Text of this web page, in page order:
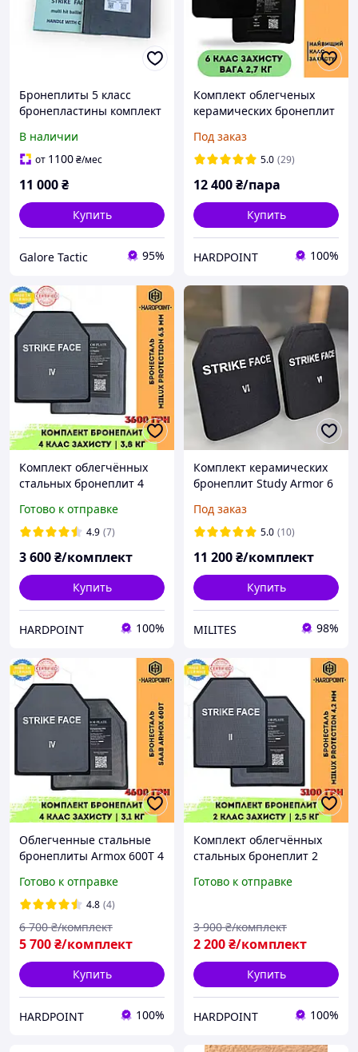
Бронеплиты 5 класс
бронепластины комплект
титано-керамические
бронепластины комплект
В наличии
от 1100₴/мес
11 000₴
Купить
Galore Tactic 95%
Комплект облегченых
керамических бронеплит
Легкие бронепластины
Study Armor 6 класс ДСТУ
Под заказ
5.0 (29)
12 400₴/пара
Купить
HARDPOINT 100%
Комплект облегчённых
стальных бронеплит 4
500. Легкие
металлические
бронежилет
Готово к отправке
4.9 (7)
3 600₴/комплект
Купить
HARDPOINT 100%
Комплект керамических
бронеплит Study Armor 6
бронепластины 6 класс
Под заказ
5.0 (10)
11 200₴/комплект
Купить
MILITES 98%
Облегченные стальные
бронеплиты Armox 600T 4
металлические
бронепластины в
бронежилет
Готово к отправке
4.8 (4)
5 700₴/комплект
6 700 ₴/комплект
Купить
HARDPOINT 100%
Комплект облегчённых
стальных бронеплит 2
500. Легкие
бронепластины в
бронежилет
Готово к отправке
2 200₴/комплект
3 900 ₴/комплект
Купить
HARDPOINT 100%